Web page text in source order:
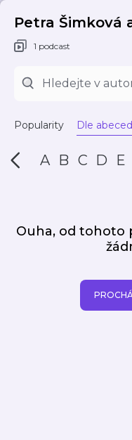
Petra Šimková
1 podcast
Popularity Dle
A B C D E
Ouha, od tohoto